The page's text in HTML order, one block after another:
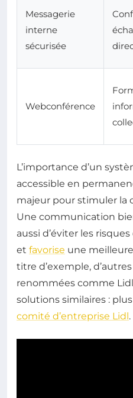
Messagerie
interne
sécurisée
Webconférence
L’importance d’un
accessible en
majeur pour stimuler la
Une communication
aussi d’éviter les
et favorise une
titre d’exemple,
renommées comme
solutions similaires : plus
comité d’entreprise Lidl .